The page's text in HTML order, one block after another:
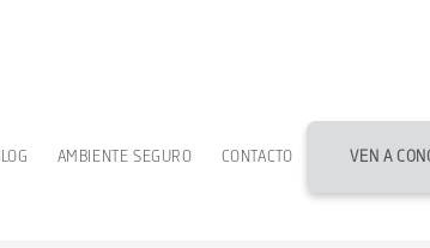
AMBIENTE SEGURO CONTACTO VEN A